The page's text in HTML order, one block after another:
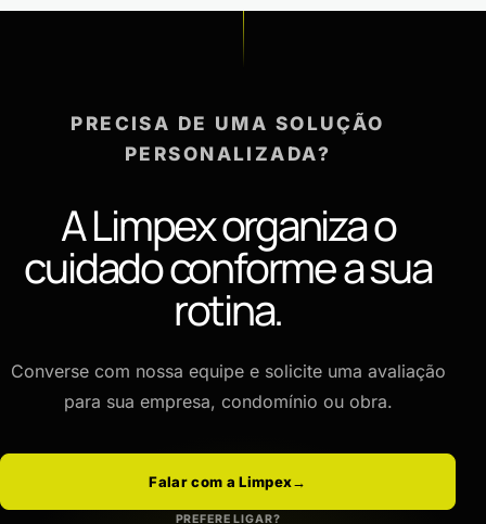
PRECISA DE UMA SOLUÇÃO
PERSONALIZADA?
A Limpex organiza o
cuidado conforme a sua
rotina.
Converse com nossa equipe e solicite uma avaliação
para sua empresa, condomínio ou obra.
Falar com a Limpex→
PREFERE LIGAR?